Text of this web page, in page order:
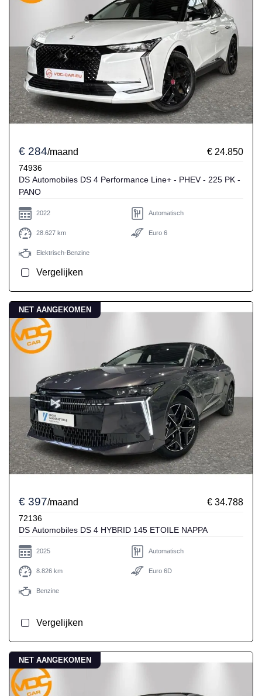
€ 284/maand € 24.850
74936
DS Automobiles DS 4 Performance Line+ - PHEV - 225 PK -
PANO
2022 Automatisch
28.627 km Euro 6
Elektrisch-Benzine
Vergelijken
NET AANGEKOMEN
€ 397/maand € 34.788
72136
DS Automobiles DS 4 HYBRID 145 ETOILE NAPPA
2025 Automatisch
8.826 km Euro 6D
Benzine
Vergelijken
NET AANGEKOMEN